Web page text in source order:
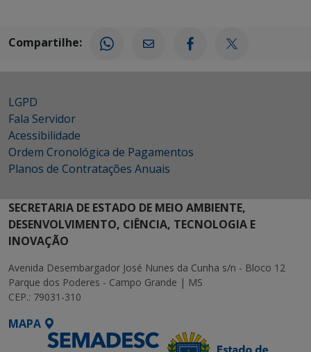
Compartilhe:
LGPD
Fala Servidor
Acessibilidade
Ordem Cronológica de Pagamentos
Planos de Contratações Anuais
SECRETARIA DE ESTADO DE MEIO AMBIENTE,
DESENVOLVIMENTO, CIÊNCIA, TECNOLOGIA E
INOVAÇÃO
Avenida Desembargador José Nunes da Cunha s/n - Bloco 12
Parque dos Poderes - Campo Grande | MS
CEP.: 79031-310
MAPA